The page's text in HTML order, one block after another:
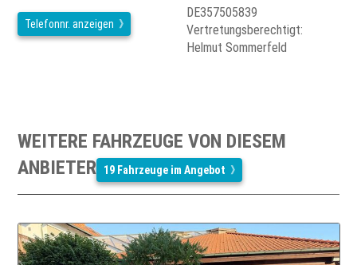
Telefonnr. anzeigen
DE357505839
Vertretungsberechtigt:
Helmut Sommerfeld
WEITERE FAHRZEUGE VON DIESEM
ANBIETER 19 Fahrzeuge im Angebot